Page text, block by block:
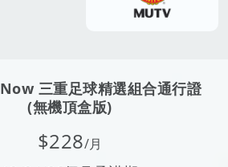
三重足球精選組合通行證
(無機頂盒版)
$228/月